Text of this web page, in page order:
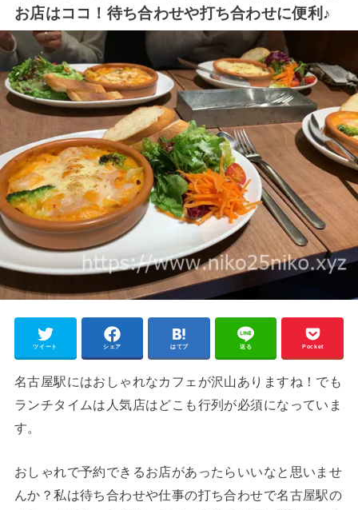
お店はココ！待ち合わせや打ち合わせに便利♪
ツイート シェア はてブ 送る Pocket
名古屋駅にはおしゃれなカフェが沢山ありますね！でも
ランチタイムは人気店はどこも行列が必須になっていま
す。
おしゃれで予約できるお店があったらいいなと思いませ
んか？私は待ち合わせや仕事の打ち合わせで名古屋駅の